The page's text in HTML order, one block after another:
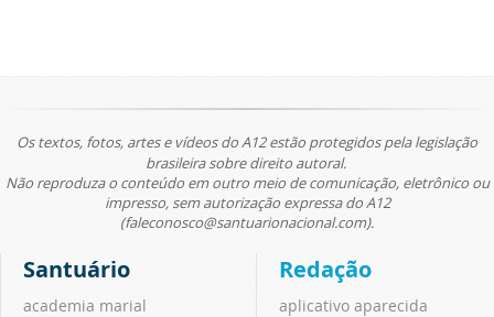
Os textos, fotos, artes e vídeos do A12 estão protegidos pela legislação
brasileira sobre direito autoral.
Não reproduza o conteúdo em outro meio de comunicação, eletrônico ou
impresso, sem autorização expressa do A12
(faleconosco@santuarionacional.com).
Santuário
academia marial
Redação
aplicativo aparecida